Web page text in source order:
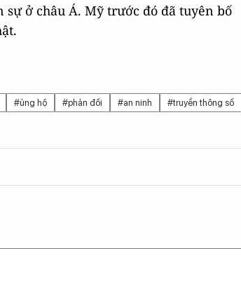
ở châu Á. Mỹ trước đó đã tuyên bố
#ủng hộ #phản đối #an ninh
#truyền thông số